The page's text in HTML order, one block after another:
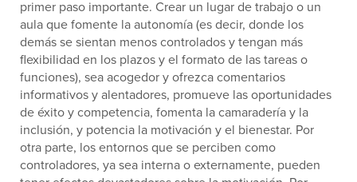
primer paso importante. Crear un lugar de trabajo o un
aula que fomente la autonomía (es decir, donde los
demás se sientan menos controlados y tengan más
flexibilidad en los plazos y el formato de las tareas o
funciones), sea acogedor y ofrezca comentarios
informativos y alentadores, promueve las oportunidades
de éxito y competencia, fomenta la camaradería y la
inclusión, y potencia la motivación y el bienestar. Por
otra parte, los entornos que se perciben como
controladores, ya sea interna o externamente, pueden